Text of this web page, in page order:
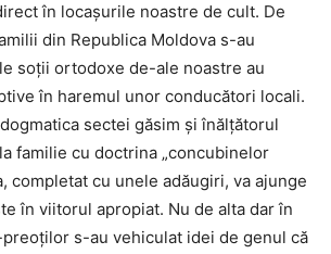
în locașurile noastre de cult. De
din Republica Moldova s-au
soții ortodoxe de-ale noastre au
în haremul unor conducători locali.
sectei găsim și înălțătorul
familie cu doctrina „concubinelor
completat cu unele adăugiri, va ajunge
în viitorul apropiat. Nu de alta dar în
s-au vehiculat idei de genul că